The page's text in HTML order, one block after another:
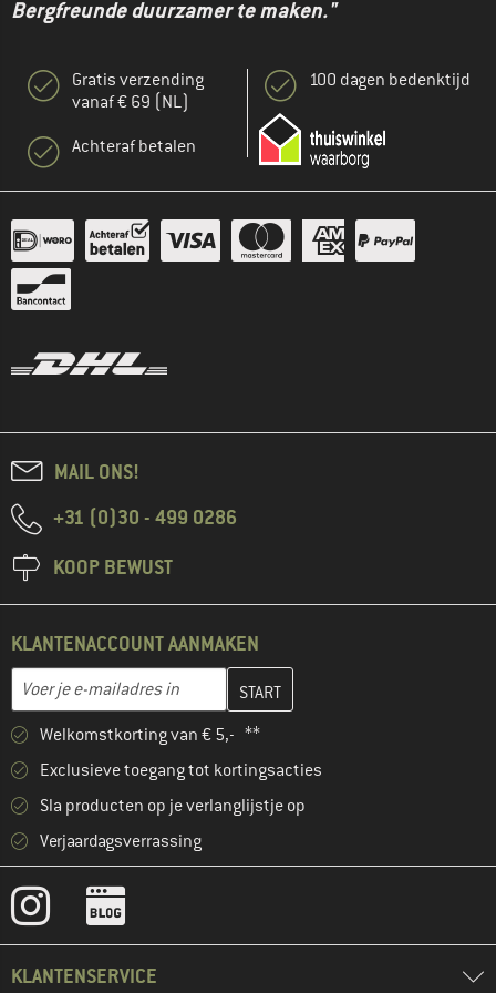
Bergfreunde duurzamer te maken."
Gratis verzending
vanaf € 69 (NL)
Achteraf betalen
100 dagen bedenktijd
MAIL ONS!
+31 (0)30 - 499 0286
KOOP BEWUST
KLANTENACCOUNT AANMAKEN
E-mailadres
Vul je e-mailadres hier in en maak in de volgende stap je
Welkomstkorting van € 5,- **
Exclusieve toegang tot kortingsacties
Sla producten op je verlanglijstje op
Verjaardagsverrassing
KLANTENSERVICE